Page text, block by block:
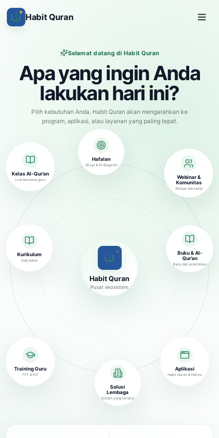
✦ Habit Quran
Selamat datang di Habit Quran
Apa yang ingin Anda
lakukan hari ini?
Pilih kebutuhan Anda. Habit Quran akan mengarahkan ke
program, aplikasi, atau layanan yang paling tepat.
✦
Habit Quran
Pusat ekosistem
Kelas Al-Qur’an
Live bersama guru
Hafalan
30 juz & Al-Baqarah
Buku & Al-
Qur’an
Baca dan praktikkan
Training Guru
TFT & IHT
Solusi
Lembaga
Sistem yang terukur
Kurikulum
Siap pakai
Aplikasi
Habit Quran & Hafizo
Webinar &
Komunitas
Belajar bersama